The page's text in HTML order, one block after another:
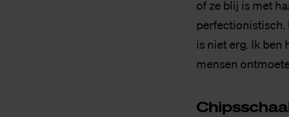
of ze blij is met
perfectionistisch.
is niet erg. Ik ben
mensen